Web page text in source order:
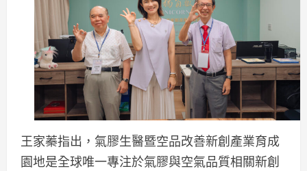
王家蓁指出，氣膠生醫暨空品改善新創產業育成
園地是全球唯一專注於氣膠與空氣品質相關新創